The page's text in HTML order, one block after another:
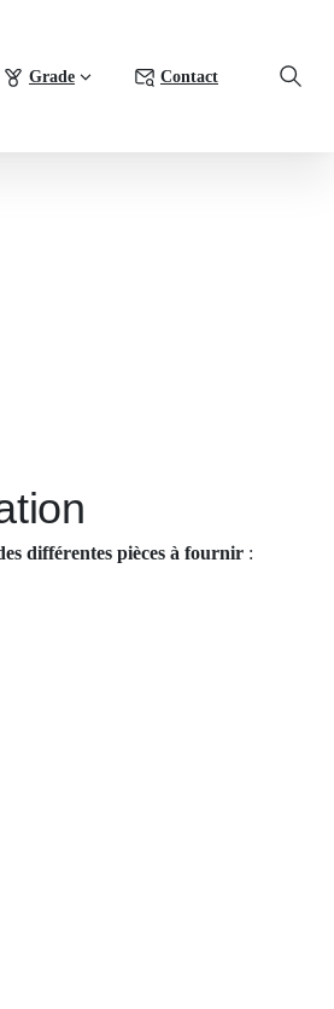
Grade Contact
différentes pièces à fournir :